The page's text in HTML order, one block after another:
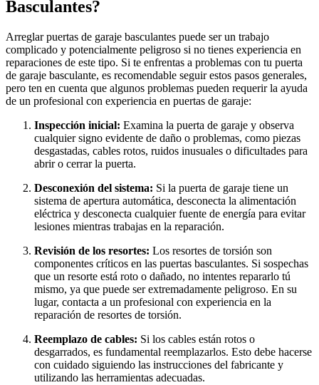
Basculantes?
Arreglar puertas de garaje basculantes puede ser un trabajo
complicado y potencialmente peligroso si no tienes experiencia en
reparaciones de este tipo. Si te enfrentas a problemas con tu puerta
de garaje basculante, es recomendable seguir estos pasos generales,
pero ten en cuenta que algunos problemas pueden requerir la ayuda
de un profesional con experiencia en puertas de garaje:
Inspección inicial: Examina la puerta de garaje y observa
cualquier signo evidente de daño o problemas, como piezas
desgastadas, cables rotos, ruidos inusuales o dificultades para
abrir o cerrar la puerta.
Desconexión del sistema: Si la puerta de garaje tiene un
sistema de apertura automática, desconecta la alimentación
eléctrica y desconecta cualquier fuente de energía para evitar
lesiones mientras trabajas en la reparación.
Revisión de los resortes: Los resortes de torsión son
componentes críticos en las puertas basculantes. Si sospechas
que un resorte está roto o dañado, no intentes repararlo tú
mismo, ya que puede ser extremadamente peligroso. En su
lugar, contacta a un profesional con experiencia en la
reparación de resortes de torsión.
Reemplazo de cables: Si los cables están rotos o
desgarrados, es fundamental reemplazarlos. Esto debe hacerse
con cuidado siguiendo las instrucciones del fabricante y
utilizando las herramientas adecuadas.